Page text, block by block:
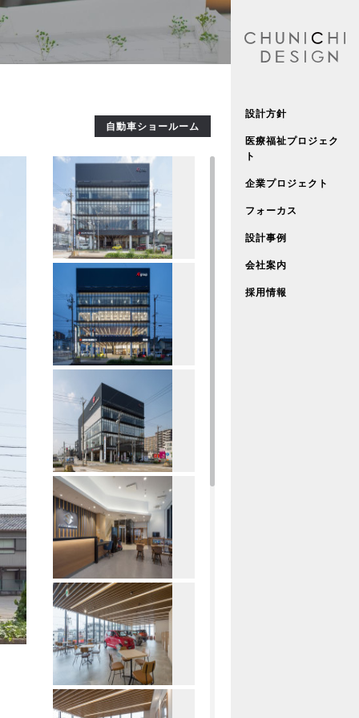
設計方針
医療福祉プロジェク
ト
企業プロジェクト
フォーカス
設計事例
会社案内
採用情報
自動車ショールーム